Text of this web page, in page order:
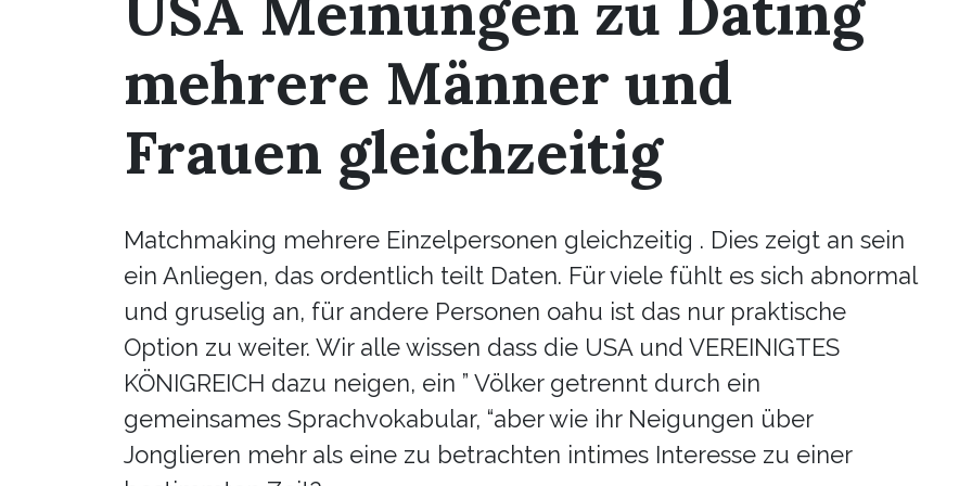
mehrere Männer und
Frauen gleichzeitig
Matchmaking mehrere Einzelpersonen gleichzeitig . Dies zeigt an sein
ein Anliegen, das ordentlich teilt Daten. Für viele fühlt es sich abnormal
und gruselig an, für andere Personen oahu ist das nur praktische
Option zu weiter. Wir alle wissen dass die USA und VEREINIGTES
KÖNIGREICH dazu neigen, ein ” Völker getrennt durch ein
gemeinsames Sprachvokabular, “aber wie ihr Neigungen über
Jonglieren mehr als eine zu betrachten intimes Interesse zu einer